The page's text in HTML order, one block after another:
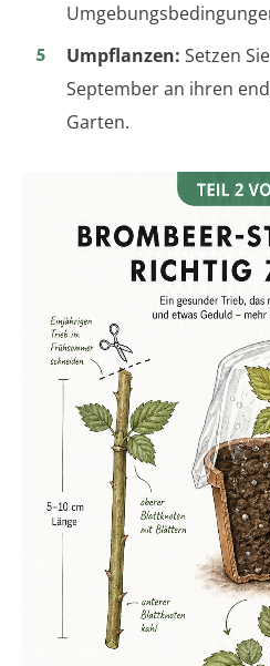
Umpflanzen: Setzen
September an ihren
Garten.